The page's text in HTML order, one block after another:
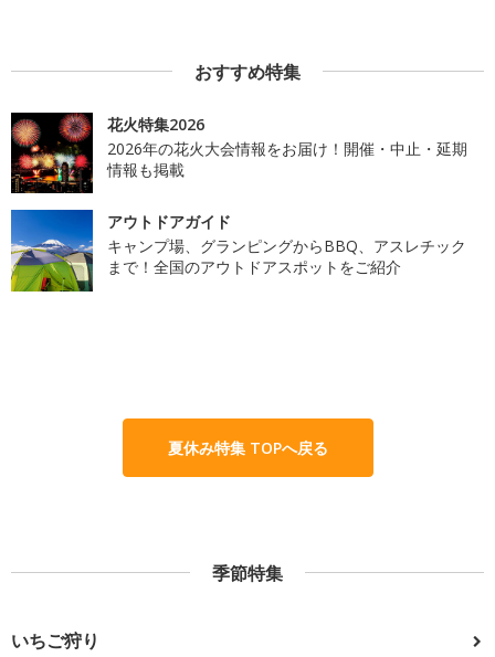
おすすめ特集
花火特集2026
2026年の花火大会情報をお届け！開催・中止・延期
情報も掲載
アウトドアガイド
キャンプ場、グランピングからBBQ、アスレチック
まで！全国のアウトドアスポットをご紹介
夏休み特集 TOPへ戻る
季節特集
いちご狩り